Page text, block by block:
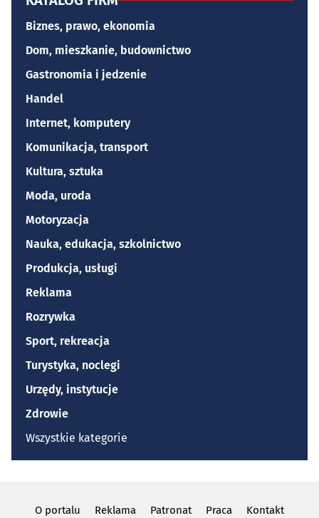
Biznes, prawo, ekonomia
Dom, mieszkanie, budownictwo
Gastronomia i jedzenie
Handel
Internet, komputery
Komunikacja, transport
Kultura, sztuka
Moda, uroda
Motoryzacja
Nauka, edukacja, szkolnictwo
Produkcja, usługi
Reklama
Rozrywka
Sport, rekreacja
Turystyka, noclegi
Urzędy, instytucje
Zdrowie
Wszystkie kategorie
O portalu Reklama Patronat Praca
Kontakt